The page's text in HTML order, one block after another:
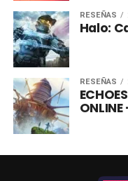
RESEÑAS
Halo:
RESEÑAS